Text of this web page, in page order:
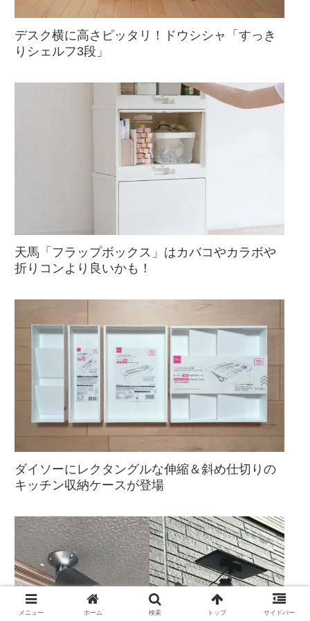
デスク横に高さピッタリ！ドウシシャ「すっき
りシェルフ3段」
天馬「フラップボックス」はカバコやカラボや
折りコンより良いかも！
ダイソーにレクタングルな伸縮＆斜め仕切りの
キッチン収納ケースが登場
メニュー ホーム 検索 トップ サイドバー